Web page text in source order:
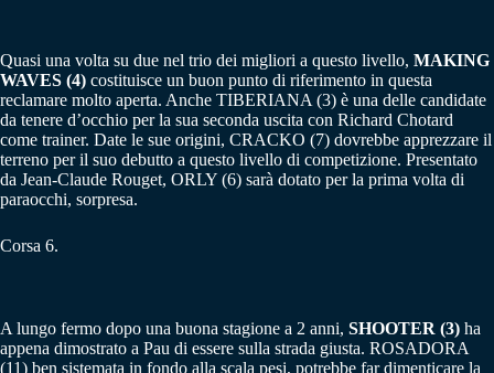
Quasi una volta su due nel trio dei migliori a questo livello, MAKING
WAVES (4) costituisce un buon punto di riferimento in questa
reclamare molto aperta. Anche TIBERIANA (3) è una delle candidate
da tenere d’occhio per la sua seconda uscita con Richard Chotard
come trainer. Date le sue origini, CRACKO (7) dovrebbe apprezzare il
terreno per il suo debutto a questo livello di competizione. Presentato
da Jean-Claude Rouget, ORLY (6) sarà dotato per la prima volta di
paraocchi, sorpresa.
Corsa 6.
A lungo fermo dopo una buona stagione a 2 anni, SHOOTER (3) ha
appena dimostrato a Pau di essere sulla strada giusta. ROSADORA
(11) ben sistemata in fondo alla scala pesi, potrebbe far dimenticare la